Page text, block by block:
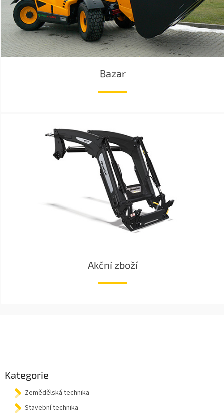
Bazar
Akční zboží
Kategorie
Zemědělská technika
Stavební technika